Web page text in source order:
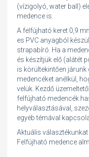
(vízigolyó, water ball)
medence is.
A felfújható keret 0,9
es PVC anyagból
strapabíró. Ha a
és készítjük elő (alátét
is körültekintően járunk
medencéket anélkül,
velük. Kezdő
felfújható medencék
helyválasztásával,
egyéb témával
Aktuális
Felfújható medence